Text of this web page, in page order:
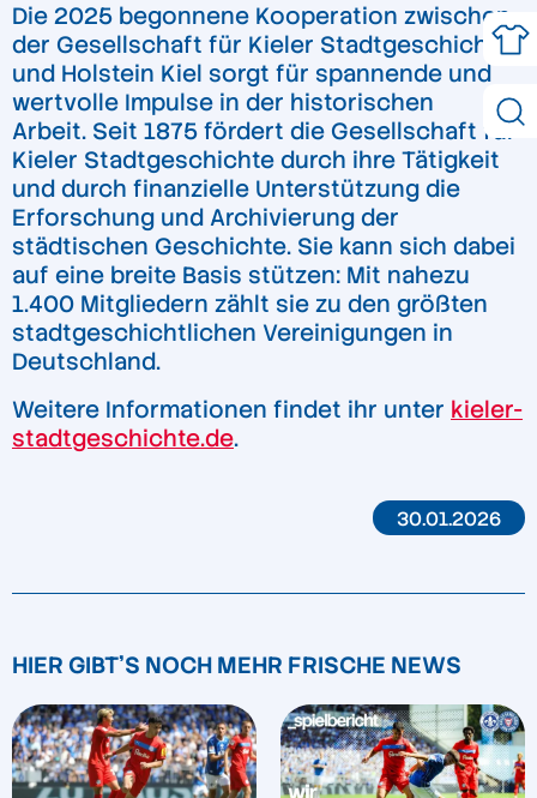
Die 2025 begonnene Kooperation zwischen
der Gesellschaft für Kieler Stadtgeschichte
und Holstein Kiel sorgt für spannende und
wertvolle Impulse in der historischen
Arbeit. Seit 1875 fördert die Gesellschaft für
Kieler Stadtgeschichte durch ihre Tätigkeit
und durch finanzielle Unterstützung die
Erforschung und Archivierung der
städtischen Geschichte. Sie kann sich dabei
auf eine breite Basis stützen: Mit nahezu
1.400 Mitgliedern zählt sie zu den größten
stadtgeschichtlichen Vereinigungen in
Deutschland.
Weitere Informationen findet ihr unter kieler-
stadtgeschichte.de.
30.01.2026
HIER GIBT'S NOCH MEHR FRISCHE NEWS